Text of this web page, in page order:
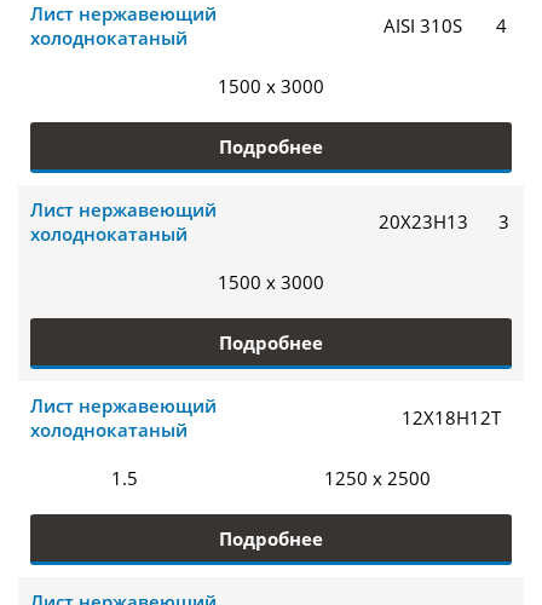
Лист нержавеющий
холоднокатаный
AISI 310S 4
1500 x 3000
Подробнее
Лист нержавеющий
холоднокатаный
20Х23Н13 3
1500 x 3000
Подробнее
Лист нержавеющий
холоднокатаный
12Х18Н12Т
1.5 1250 x 2500
Подробнее